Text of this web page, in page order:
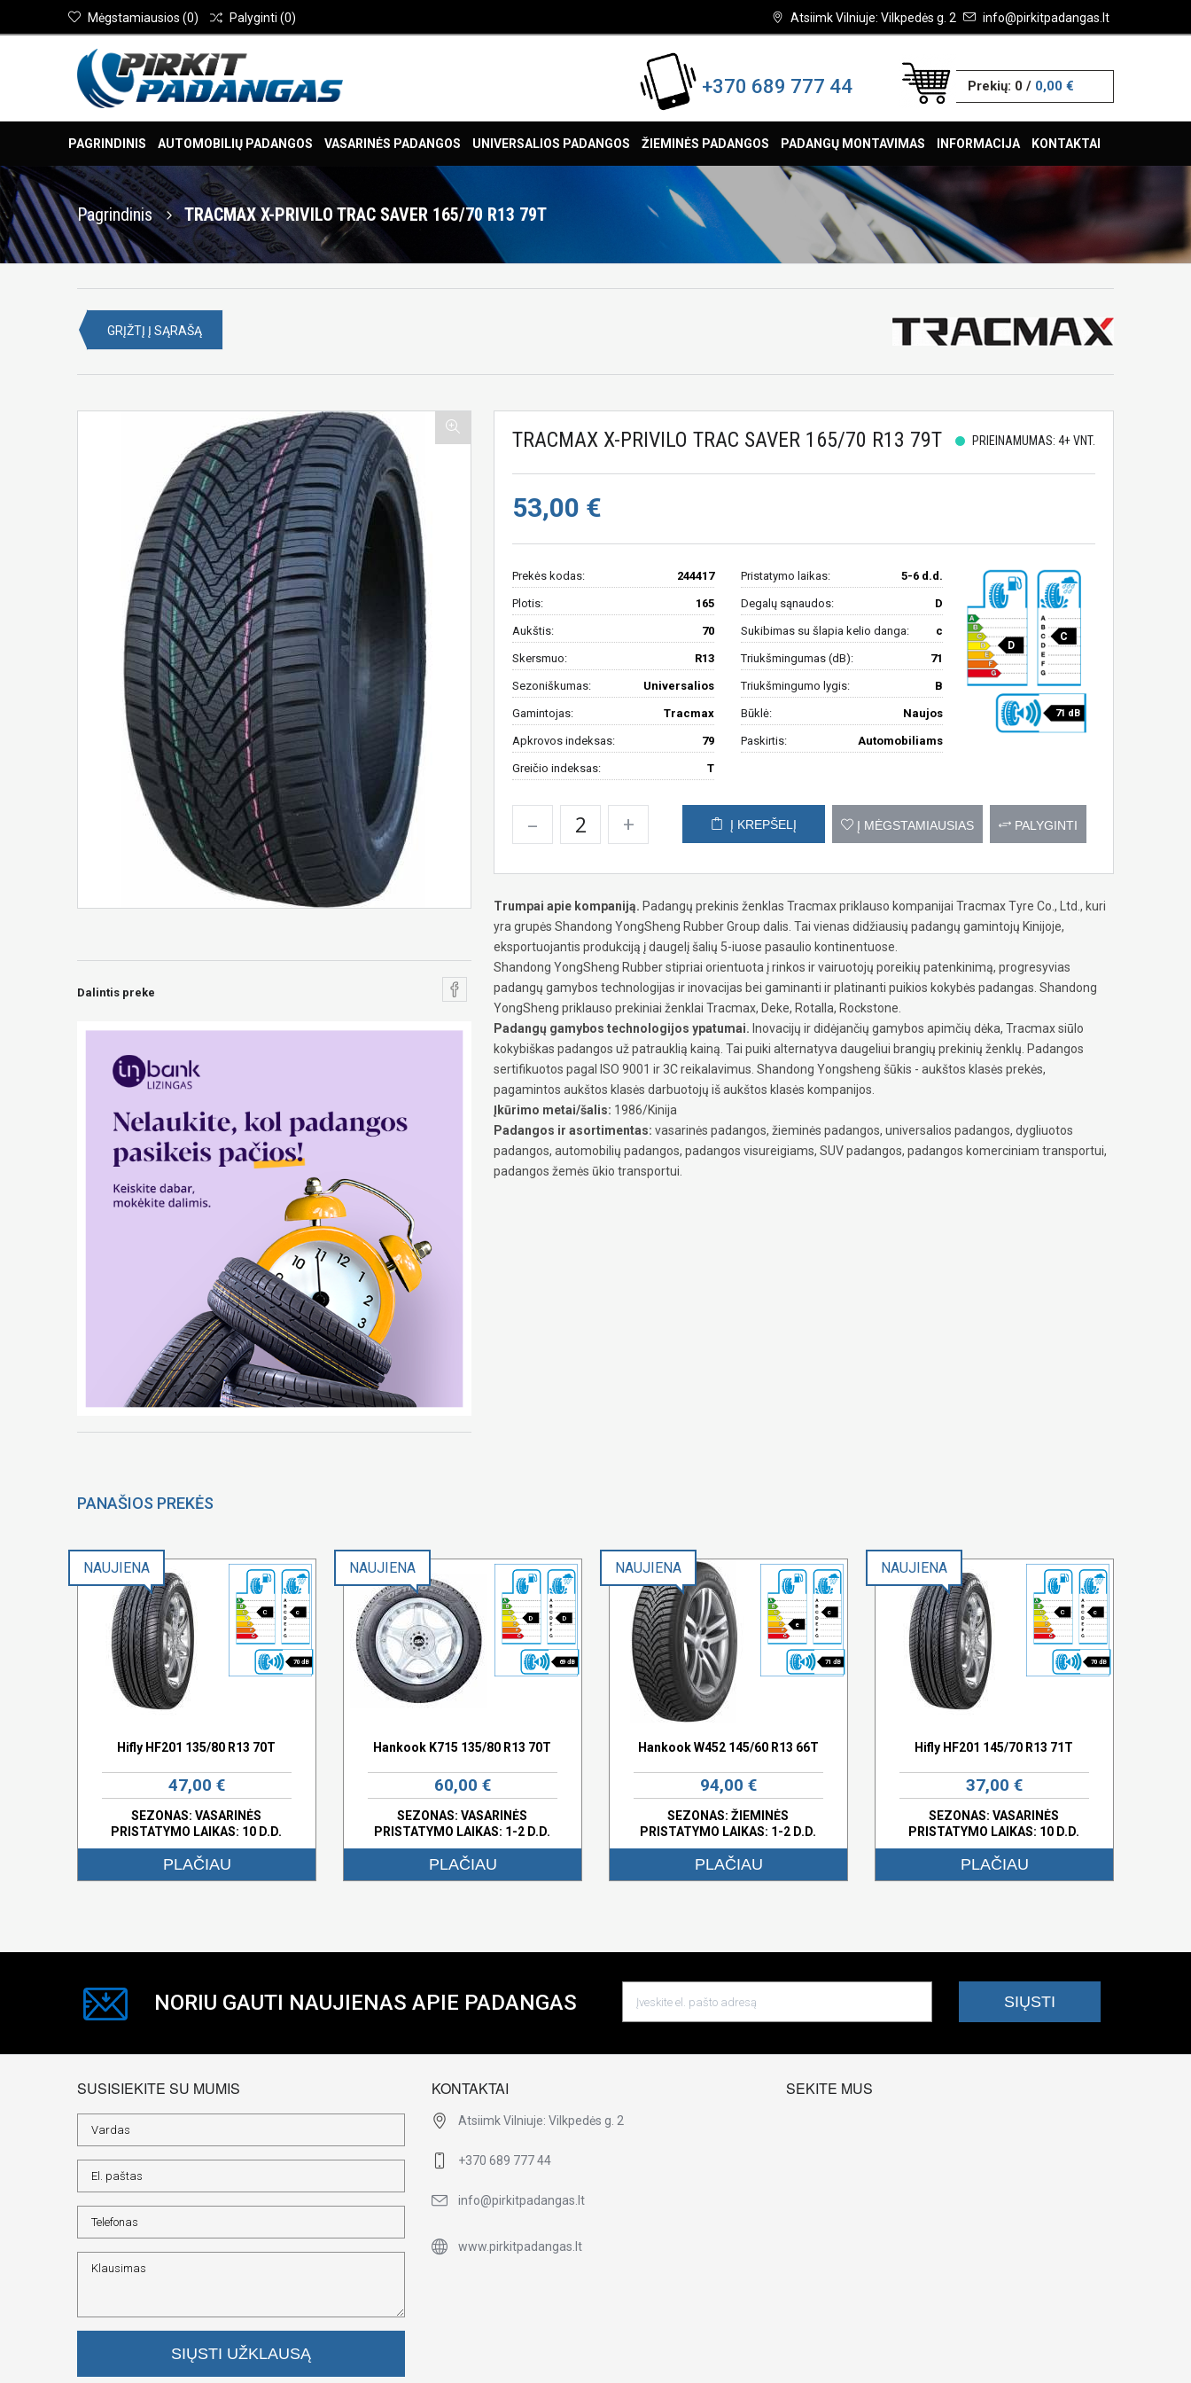
Atsiimk Vilniuje: Vilkpedės g. 2 info@pirkitpadangas.lt
Mėgstamiausios (0) Palyginti (0)
+370 689 777 44 Prekių: 0/ 0,00 €
PAGRINDINIS AUTOMOBILIŲ PADANGOS VASARINĖS PADANGOS UNIVERSALIOS PADANGOS ŽIEMINĖS PADANGOS PADANGŲ MONTAVIMAS INFORMACIJA KONTAKTAI
Pagrindinis TRACMAX X-PRIVILO TRAC SAVER 165/70 R13 79T
GRĮŽTĮ Į SĄRAŠĄ
Dalintis preke
TRACMAX X-PRIVILO TRAC SAVER 165/70 R13 79T PRIEINAMUMAS: 4+ VNT.
53,00 €
Prekės kodas: 244417 Pristatymo laikas: 5-6 d.d.
Plotis: 165
Aukštis: 70
Skersmuo: R13
Sezoniškumas: Universalios
Gamintojas: Tracmax
Apkrovos indeksas: 79
Greičio indeksas: T
Degalų sąnaudos: D
Sukibimas su šlapia kelio danga: c
Triukšmingumas (dB): 71
Triukšmingumo lygis: B
Būklė: Naujos
Paskirtis: Automobiliams
D
C
71 dB
– + Į KREPŠELĮ Į MĖGSTAMIAUSIAS PALYGINTI
Trumpai apie kompaniją. Padangų prekinis ženklas Tracmax priklauso kompanijai Tracmax Tyre Co., Ltd., kuri
yra grupės Shandong YongSheng Rubber Group dalis. Tai vienas didžiausių padangų gamintojų Kinijoje,
eksportuojantis produkciją į daugelį šalių 5-iuose pasaulio kontinentuose.
Shandong YongSheng Rubber stipriai orientuota į rinkos ir vairuotojų poreikių patenkinimą, progresyvias
padangų gamybos technologijas ir inovacijas bei gaminanti ir platinanti puikios kokybės padangas. Shandong
YongSheng priklauso prekiniai ženklai Tracmax, Deke, Rotalla, Rockstone.
Padangų gamybos technologijos ypatumai. Inovacijų ir didėjančių gamybos apimčių dėka, Tracmax siūlo
kokybiškas padangos už patrauklią kainą. Tai puiki alternatyva daugeliui brangių prekinių ženklų. Padangos
sertifikuotos pagal ISO 9001 ir 3C reikalavimus. Shandong Yongsheng šūkis - aukštos klasės prekės,
pagamintos aukštos klasės darbuotojų iš aukštos klasės kompanijos.
Įkūrimo metai/šalis: 1986/Kinija
Padangos ir asortimentas: vasarinės padangos, žieminės padangos, universalios padangos, dygliuotos
padangos, automobilių padangos, padangos visureigiams, SUV padangos, padangos komerciniam transportui,
padangos žemės ūkio transportui.
PANAŠIOS PREKĖS
C c
70 dB
NAUJIENA
Hifly HF201 135/80 R13 70T
47,00 €
SEZONAS: VASARINĖS
PRISTATYMO LAIKAS: 10 D.D.
PLAČIAU
D D
69 dB
NAUJIENA
Hankook K715 135/80 R13 70T
60,00 €
SEZONAS: VASARINĖS
PRISTATYMO LAIKAS: 1-2 D.D.
PLAČIAU
e
c
71 dB
NAUJIENA
Hankook W452 145/60 R13 66T
94,00 €
SEZONAS: ŽIEMINĖS
PRISTATYMO LAIKAS: 1-2 D.D.
PLAČIAU
C c
70 dB
NAUJIENA
Hifly HF201 145/70 R13 71T
37,00 €
SEZONAS: VASARINĖS
PRISTATYMO LAIKAS: 10 D.D.
PLAČIAU
NORIU GAUTI NAUJIENAS APIE PADANGAS
SUSISIEKITE SU MUMIS
SIŲSTI UŽKLAUSĄ
KONTAKTAI
Atsiimk Vilniuje: Vilkpedės g. 2
+370 689 777 44
info@pirkitpadangas.lt
www.pirkitpadangas.lt
SEKITE MUS